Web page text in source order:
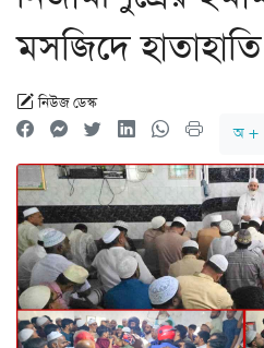
মসজিদে হাতাহাতি
নিউজ ডেস্ক
অ +